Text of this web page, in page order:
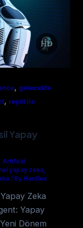
, gelecekte
, replit ile
Yapay
, Artifical
yapay zeka,
/ By Hardlex
Zeka
Yapay
Dönem